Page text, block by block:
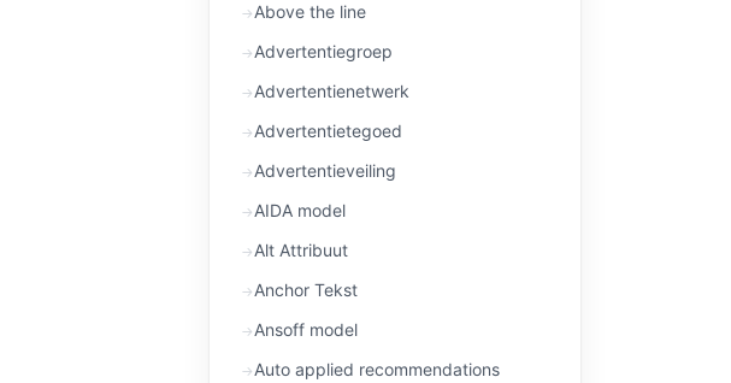
Above the line
Advertentiegroep
Advertentienetwerk
Advertentietegoed
Advertentieveiling
AIDA model
Alt Attribuut
Anchor Tekst
Ansoff model
Auto applied recommendations